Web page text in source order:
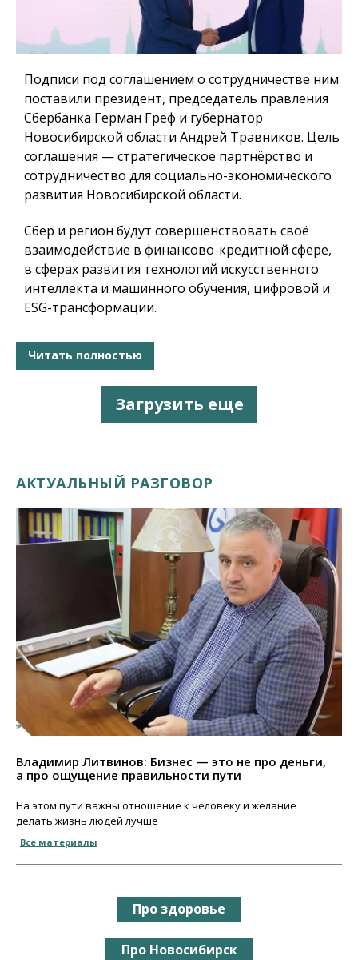
Подписи под соглашением о сотрудничестве ним
поставили президент, председатель правления
Сбербанка Герман Греф и губернатор
Новосибирской области Андрей Травников. Цель
соглашения — стратегическое партнёрство и
сотрудничество для социально-экономического
развития Новосибирской области.
Сбер и регион будут совершенствовать своё
взаимодействие в финансово-кредитной сфере,
в сферах развития технологий искусственного
интеллекта и машинного обучения, цифровой и
ESG-трансформации.
Читать полностью
Загрузить еще
АКТУАЛЬНЫЙ РАЗГОВОР
Владимир Литвинов: Бизнес — это не про деньги,
а про ощущение правильности пути
На этом пути важны отношение к человеку и желание
делать жизнь людей лучше
Все материалы
Про здоровье
Про Новосибирск